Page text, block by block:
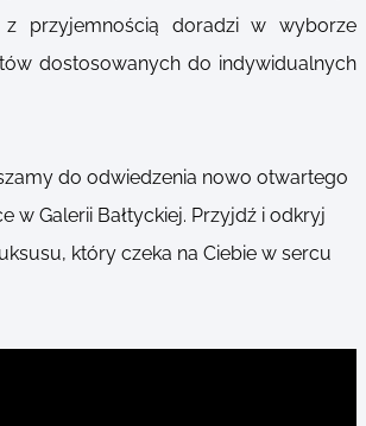
z przyjemnością doradzi w wyborze
dostosowanych do indywidualnych
do odwiedzenia nowo otwartego
w Galerii Bałtyckiej. Przyjdź i odkryj
który czeka na Ciebie w sercu